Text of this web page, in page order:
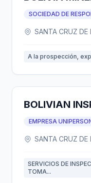
SOCIEDAD DE
SANTA CRUZ DE
A la prospección,
BOLIVIAN
EMPRESA
SANTA CRUZ DE
SERVICIOS DE
TOMA...